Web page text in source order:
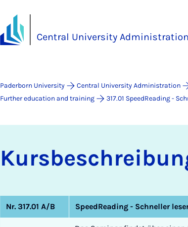
Central University Administration
Paderborn University Central University Administration
Further education and training
317.01 SpeedReading -
Nr. 317.01 A/B SpeedReading - Schneller